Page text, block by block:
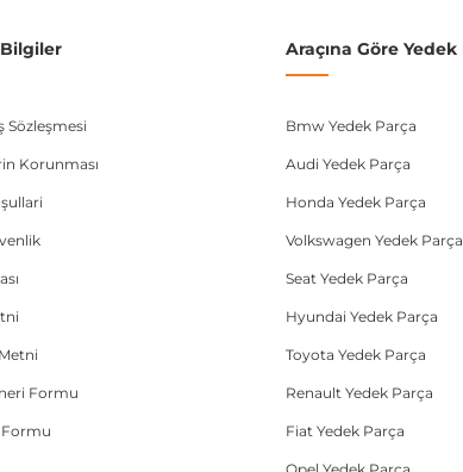
Sözleşmesi
Korunması
Formu
Formu
Araçına Göre Yedek
Bmw Yedek Parça
Audi Yedek Parça
Honda Yedek Parça
Volkswagen Yedek Parça
Seat Yedek Parça
Hyundai Yedek Parça
Toyota Yedek Parça
Renault Yedek Parça
Fiat Yedek Parça